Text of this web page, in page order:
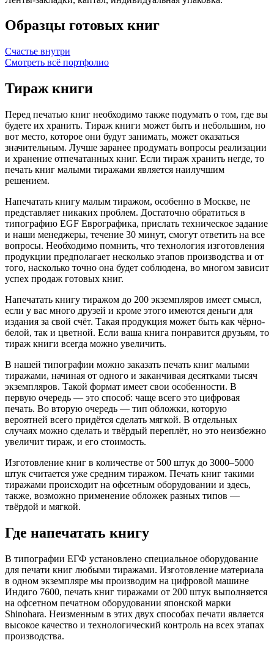
Образцы готовых книг
Счастье внутри
Смотреть всё портфолио
Тираж книги
Перед печатью книг необходимо также подумать о том, где вы
будете их хранить. Тираж книги может быть и небольшим, но
вот место, которое они будут занимать, может оказаться
значительным. Лучше заранее продумать вопросы реализации
и хранение отпечатанных книг. Если тираж хранить негде, то
печать книг малыми тиражами является наилучшим
решением.
Напечатать книгу малым тиражом, особенно в Москве, не
представляет никаких проблем. Достаточно обратиться в
типографию EGF Еврографика, прислать техническое задание
и наши менеджеры, течение 30 минут, смогут ответить на все
вопросы. Необходимо помнить, что технология изготовления
продукции предполагает несколько этапов производства и от
того, насколько точно она будет соблюдена, во многом зависит
успех продаж готовых книг.
Напечатать книгу тиражом до 200 экземпляров имеет смысл,
если у вас много друзей и кроме этого имеются деньги для
издания за свой счёт. Такая продукция может быть как чёрно-
белой, так и цветной. Если ваша книга понравится друзьям, то
тираж книги всегда можно увеличить.
В нашей типографии можно заказать печать книг малыми
тиражами, начиная от одного и заканчивая десятками тысяч
экземпляров. Такой формат имеет свои особенности. В
первую очередь — это способ: чаще всего это цифровая
печать. Во вторую очередь — тип обложки, которую
вероятней всего придётся сделать мягкой. В отдельных
случаях можно сделать и твёрдый переплёт, но это неизбежно
увеличит тираж, и его стоимость.
Изготовление книг в количестве от 500 штук до 3000–5000
штук считается уже средним тиражом. Печать книг такими
тиражами происходит на офсетным оборудовании и здесь,
также, возможно применение обложек разных типов —
твёрдой и мягкой.
Где напечатать книгу
В типографии ЕГФ установлено специальное оборудование
для печати книг любыми тиражами. Изготовление материала
в одном экземпляре мы производим на цифровой машине
Индиго 7600, печать книг тиражами от 200 штук выполняется
на офсетном печатном оборудовании японской марки
Shinohara. Неизменным в этих двух способах печати является
высокое качество и технологический контроль на всех этапах
производства.